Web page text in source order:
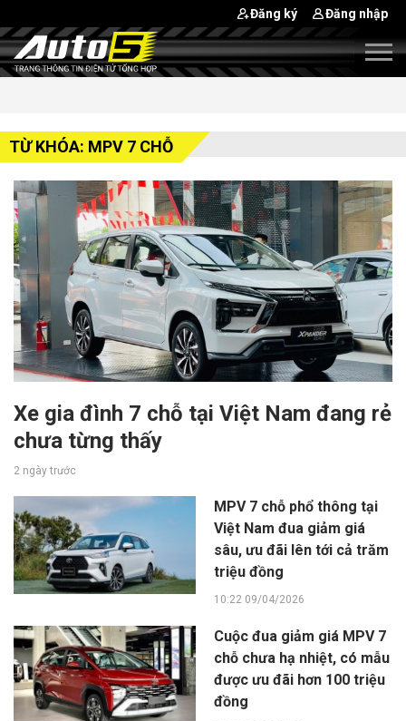
Đăng ký Đăng nhập
TỪ KHÓA: MPV 7 CHỖ
Xe gia đình 7 chỗ tại Việt Nam đang rẻ
chưa từng thấy
2 ngày trước
MPV 7 chỗ phổ thông tại
Việt Nam đua giảm giá
sâu, ưu đãi lên tới cả trăm
triệu đồng
10:22 09/04/2026
Cuộc đua giảm giá MPV 7
chỗ chưa hạ nhiệt, có mẫu
được ưu đãi hơn 100 triệu
đồng